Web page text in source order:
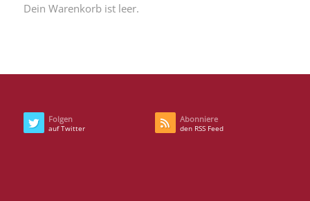
Dein Warenkorb ist leer.
Folgen
auf Twitter
Abonniere
den RSS Feed